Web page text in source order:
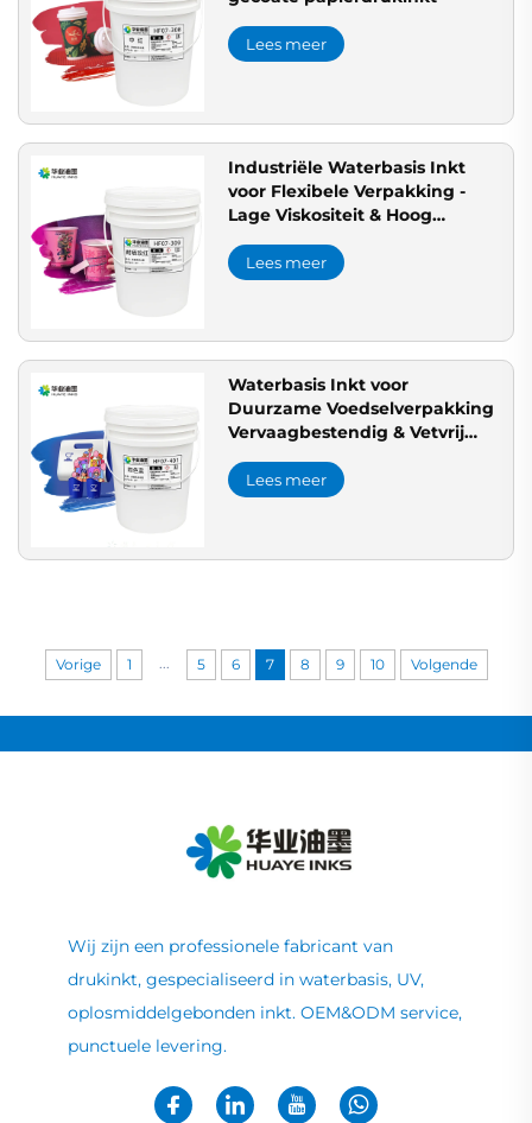
Lees meer
Industriële Waterbasis Inkt
voor Flexibele Verpakking -
Lage Viskositeit & Hoog
Lichtvastheid
Lees meer
Waterbasis Inkt voor
Duurzame Voedselverpakking
Vervaagbestendig & Vetvrij
Beschikbaar
Lees meer
Vorige 1 5 6 7 8 9 10 Volgende
Wij zijn een professionele fabricant van
drukinkt, gespecialiseerd in waterbasis, UV,
oplosmiddelgebonden inkt. OEM&ODM service,
punctuele levering.